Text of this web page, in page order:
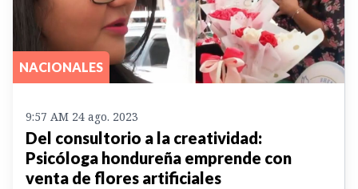
NACIONALES
9:57 AM 24 ago. 2023
Del consultorio a la creatividad:
Psicóloga hondureña emprende con
venta de flores artificiales